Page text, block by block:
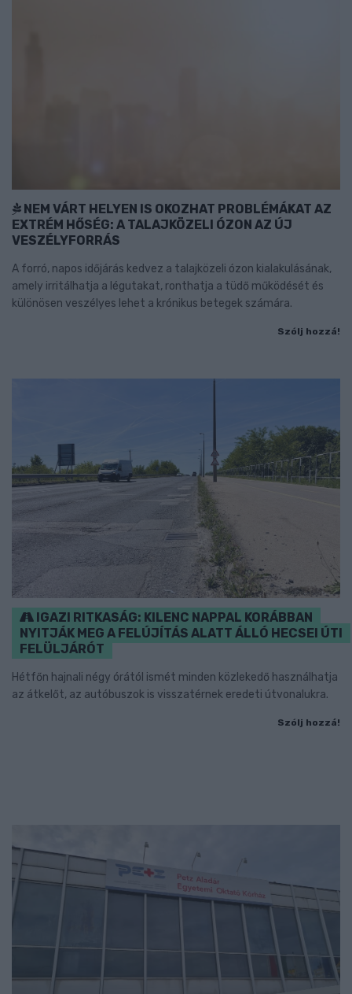
NEM VÁRT HELYEN IS OKOZHAT PROBLÉMÁKAT AZ
EXTRÉM HŐSÉG: A TALAJKÖZELI ÓZON AZ ÚJ
VESZÉLYFORRÁS
A forró, napos időjárás kedvez a talajközeli ózon kialakulásának,
amely irritálhatja a légutakat, ronthatja a tüdő működését és
különösen veszélyes lehet a krónikus betegek számára.
Szólj hozzá!
IGAZI RITKASÁG: KILENC NAPPAL KORÁBBAN
NYITJÁK MEG A FELÚJÍTÁS ALATT ÁLLÓ HECSEI ÚTI
FELÜLJÁRÓT
Hétfőn hajnali négy órától ismét minden közlekedő használhatja
az átkelőt, az autóbuszok is visszatérnek eredeti útvonalukra.
Szólj hozzá!